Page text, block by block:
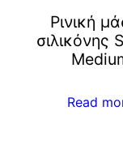
Ρινική
σιλικόνης
Read